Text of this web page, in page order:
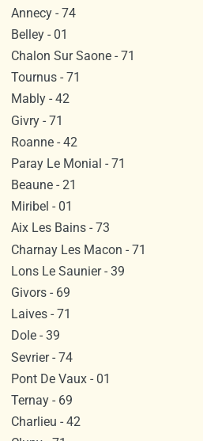
Annecy - 74
Belley - 01
Chalon Sur Saone - 71
Tournus - 71
Mably - 42
Givry - 71
Roanne - 42
Paray Le Monial - 71
Beaune - 21
Miribel - 01
Aix Les Bains - 73
Charnay Les Macon - 71
Lons Le Saunier - 39
Givors - 69
Laives - 71
Dole - 39
Sevrier - 74
Pont De Vaux - 01
Ternay - 69
Charlieu - 42